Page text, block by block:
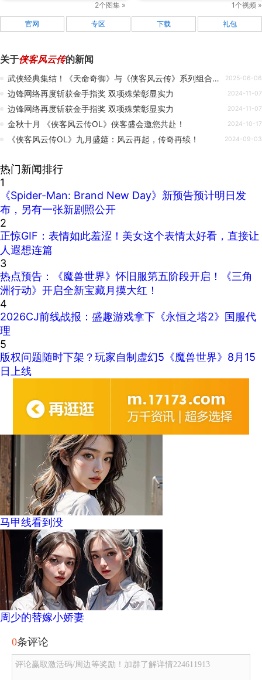
2个图集 »
1个视频 »
官网 专区 下载 礼包
关于侠客风云传的新闻
武侠经典集结！《天命奇御》与《侠客风云传》系列组合包登陆Steam 2025-06-06
边锋网络再度斩获金手指奖 双项殊荣彰显实力 2024-11-07
边锋网络再度斩获金手指奖 双项殊荣彰显实力 2024-11-07
金秋十月 《侠客风云传OL》侠客盛会邀您共赴！ 2024-10-17
《侠客风云传OL》九月盛筵：风云再起，传奇再续！ 2024-09-03
热门新闻排行
1
《Spider-Man: Brand New Day》新预告预计明日发
布，另有一张新剧照公开
2
正惊GIF：表情如此羞涩！美女这个表情太好看，直接让
人遐想连篇
3
热点预告：《魔兽世界》怀旧服第五阶段开启！《三角
洲行动》开启全新宝藏月摸大红！
4
2026CJ前线战报：盛趣游戏拿下《永恒之塔2》国服代
理
5
版权问题随时下架？玩家自制虚幻5《魔兽世界》8月15
日上线
马甲线看到没
周少的替嫁小娇妻
0条评论
评论赢取激活码/周边等奖励！加群了解详情224611913